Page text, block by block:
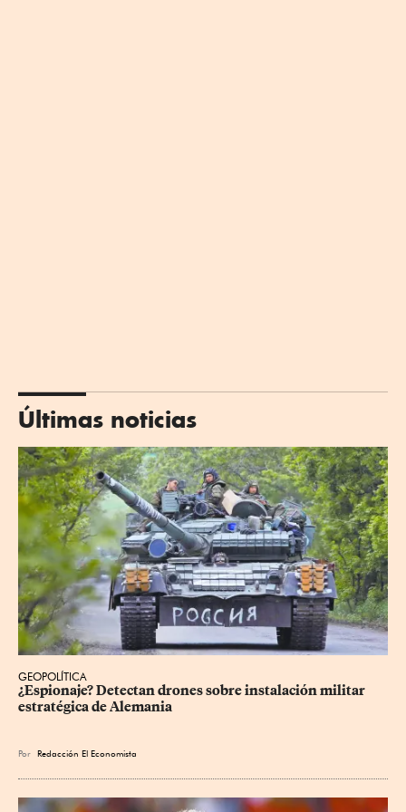
Últimas noticias
GEOPOLÍTICA
¿Espionaje? Detectan drones sobre instalación militar
estratégica de Alemania
Por Redacción El Economista